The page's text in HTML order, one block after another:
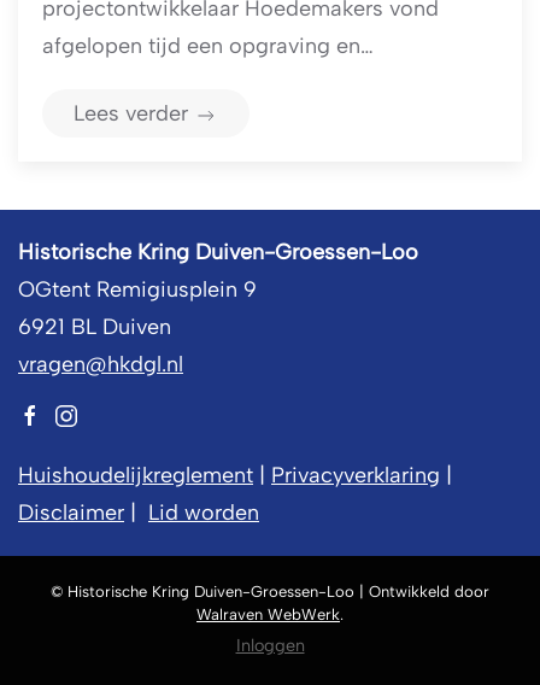
projectontwikkelaar Hoedemakers vond
afgelopen tijd een opgraving en…
Lees verder
Historische Kring Duiven-Groessen-Loo
OGtent Remigiusplein 9
6921 BL Duiven
vragen@hkdgl.nl
Huishoudelijkreglement Privacyverklaring
Disclaimer
Lid worden
© Historische Kring Duiven-Groessen-Loo | Ontwikkeld door
Walraven WebWerk.
Inloggen